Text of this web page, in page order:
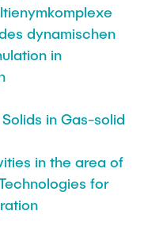
dynamischen
in
in Gas-solid
in the area of
for